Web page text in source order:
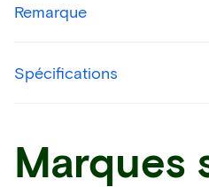
Remarque
Spécifications
Marques